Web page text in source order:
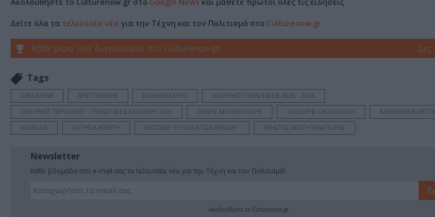
Δείτε όλα τα τελευταία νέα για την Τέχνη και τον Πολιτισμό στο Culturenow.gr
Κάθε μέρα νέοι διαγωνισμοί στο Culturenow.gr Δες
Tags
IDRA KAYNE ΑΡΙΣΤΟΦΑΝΗΣ ΕΛΛΗΝΙΚΟ ΕΡΓΟ
ΘΕΑΤΡΙΚΕΣ ΠΑΡΑΣΤΑΣΕΙΣ 2025 – 2026
ΘΕΑΤΡΙΚΕΣ ΠΕΡΙΟΔΕΙΕΣ – ΠΑΡΑΣΤΑΣΕΙΣ ΚΑΛΟΚΑΙΡΙ 2026
ΘΕΜΗΣ ΜΟΥΜΟΥΛΙΔΗΣ ΘΟΔΩΡΗΣ ΟΙΚΟΝΟΜΟΥ
ΚΑΛΟΚΑΙΡΙΝΑ
ΚΩΜΩΔΙΑ
ΠΑΤΡΙΣΙΑ ΑΠΕΡΓΗ ΦΕΣΤΙΒΑΛ "ΣΤΗ ΣΚΙΑ ΤΩΝ ΒΡΑΧΩΝ" ΧΡΗΣΤΟΣ ΧΑΤΖΗΠΑΝΑΓΙΩΤΗΣ
Newsletter
Κάθε βδομάδα στο e-mail σας τα τελευταία νέα για την Τέχνη και τον Πολιτισμό!
Ακολουθήστε το Culturenow.gr